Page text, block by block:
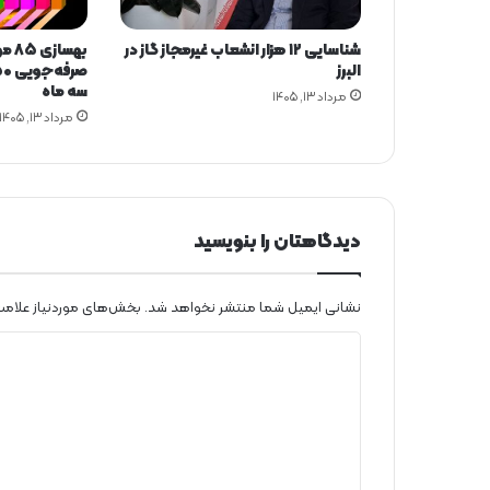
ت
ا
ل
د
ر
ع
ت
ا
شناسایی ۱۲ هزار انشعاب غیرمجاز گاز در
البرز
مرداد ۱۳, ۱۴۰۵
سه ماه
مرداد ۱۳, ۱۴۰۵
دیدگاهتان را بنویسید
نشانی ایمیل شما منتشر نخواهد شد. بخش‌های موردنیاز